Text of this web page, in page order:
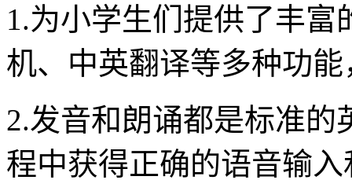
1.为小学生们提供了丰
机、中英翻译等多种功
2.发音和朗诵都是标准
程中获得正确的语音输